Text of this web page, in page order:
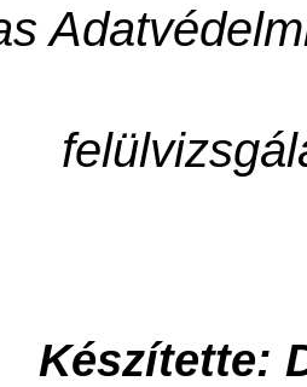
Készítette: